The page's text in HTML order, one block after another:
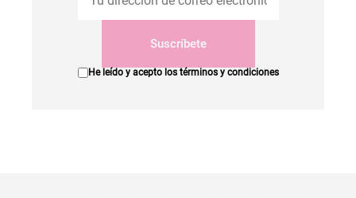
Suscríbete
He leído y acepto los términos y condiciones